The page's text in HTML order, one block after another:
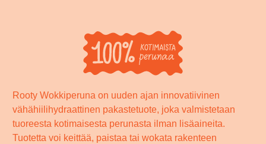
Rooty Wokkiperuna on uuden ajan innovatiivinen
vähähiilihydraattinen pakastetuote, joka valmistetaan
tuoreesta kotimaisesta perunasta ilman lisäaineita.
Tuotetta voi keittää, paistaa tai wokata rakenteen